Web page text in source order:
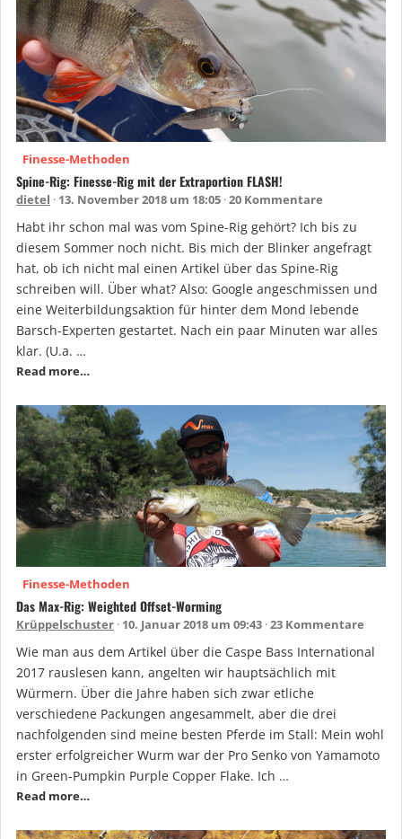
Finesse-Methoden
Spine-Rig: Finesse-Rig mit der Extraportion FLASH!
dietel 13. November 2018 um 18:05 20 Kommentare
Habt ihr schon mal was vom Spine-Rig gehört? Ich bis zu
diesem Sommer noch nicht. Bis mich der Blinker angefragt
hat, ob ich nicht mal einen Artikel über das Spine-Rig
schreiben will. Über what? Also: Google angeschmissen und
eine Weiterbildungsaktion für hinter dem Mond lebende
Barsch-Experten gestartet. Nach ein paar Minuten war alles
klar. (U.a. …
Read more…
Finesse-Methoden
Das Max-Rig: Weighted Offset-Worming
Krüppelschuster 10. Januar 2018 um 09:43 23 Kommentare
Wie man aus dem Artikel über die Caspe Bass International
2017 rauslesen kann, angelten wir hauptsächlich mit
Würmern. Über die Jahre haben sich zwar etliche
verschiedene Packungen angesammelt, aber die drei
nachfolgenden sind meine besten Pferde im Stall: Mein wohl
erster erfolgreicher Wurm war der Pro Senko von Yamamoto
in Green-Pumpkin Purple Copper Flake. Ich …
Read more…